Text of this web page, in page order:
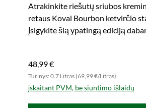
Atrakinkite riešutų sriubos
retaus Koval Bourbon ketvirčio
Įsigykite šią ypatingą ediciją
48,99 €
Turinys: 0.7 Litras (69,99 €/Litras)
įskaitant PVM, be siuntimo išlaidų